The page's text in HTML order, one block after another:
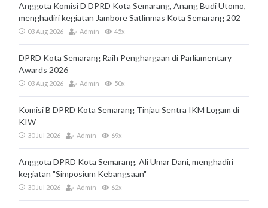
Anggota Komisi D DPRD Kota Semarang, Anang Budi Utomo,
menghadiri kegiatan Jambore Satlinmas Kota Semarang 202
03 Aug 2026 Admin 45x
DPRD Kota Semarang Raih Penghargaan di Parliamentary
Awards 2026
03 Aug 2026 Admin 50x
Komisi B DPRD Kota Semarang Tinjau Sentra IKM Logam di
KIW
30 Jul 2026 Admin 69x
Anggota DPRD Kota Semarang, Ali Umar Dani, menghadiri
kegiatan "Simposium Kebangsaan"
30 Jul 2026 Admin 62x